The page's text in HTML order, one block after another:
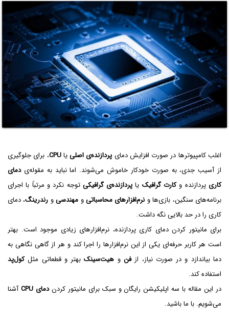
اغلب کامپیوترها در صورت افزایش دمای پردازنده‌ی اصلییاCPU، برای جلوگیری
از آسیب جدی، به صورت خودکار خاموش می‌شوند. اما نباید به مقوله‌یدمای
کاریپردازنده وکارت گرافیک یا پردازنده‌ی گرافیکی توجه نکرد و مرتباً با اجرای
برنامه‌های سنگین، بازی‌ها و نرم‌افزارهای محاسباتیو مهندسیو رندرینگ، دمای
کاری را در حد بالایی نگه داشت.
برای مانیتور کردن دمای کاری پردازنده، نرم‌افزارهای زیادی موجود است. بهتر
است هر کاربر حرفه‌ای یکی از این نرم‌افزارها را اجرا کند و هر از گاهی نگاهی به
دما بیاندازد و در صورت نیاز، ازفنو هیت‌سینکبهتر و قطعاتی مثلکول‌پد
استفاده کند.
در این مقاله با سه اپلیکیشن رایگان و سبک برای مانیتور کردندمای CPU
آشنا
می‌شویم. با ما باشید.